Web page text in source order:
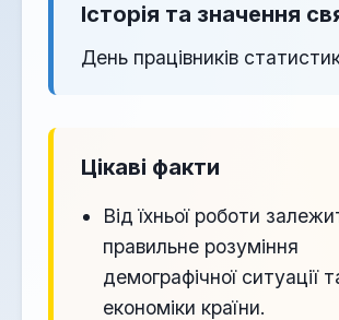
Історія та значення
День працівників
Цікаві факти
Від їхньої роботи
правильне розуміння
демографічної ситуації
економіки країни.